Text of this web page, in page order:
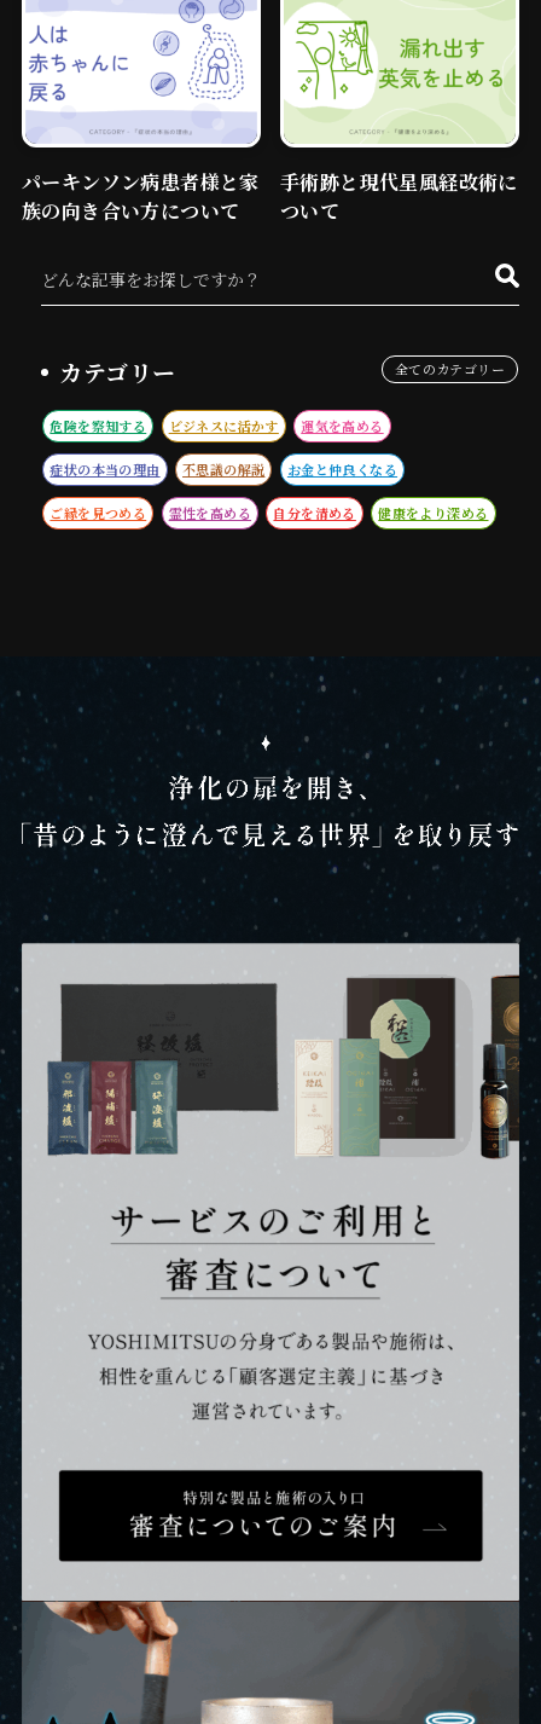
読み物
特定商取引に関する表示
パーキンソン病患者様と家
族の向き合い方について
手術跡と現代星風経改術に
ついて
カテゴリー 全てのカテゴリー
危険を察知する ビジネスに活かす 運気を高める
症状の本当の理由 不思議の解説 お金と仲良くなる
ご縁を見つめる 霊性を高める 自分を清める 健康をより深める